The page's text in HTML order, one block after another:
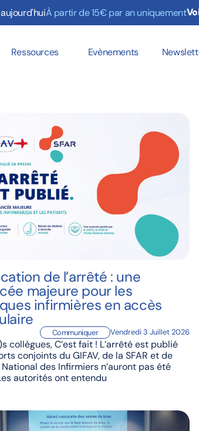
À partir de 15€ par an uniquement
Ressources Evènements
de l’arrêté : une
majeure pour les
infirmières en accès
Vendredi 3 Juillet 2026
Communiquer
collègues, C’est fait ! L’arrêté est publié
conjoints du GIFAV, de la SFAR et de
National des Infirmiers n’auront pas été
autorités ont entendu